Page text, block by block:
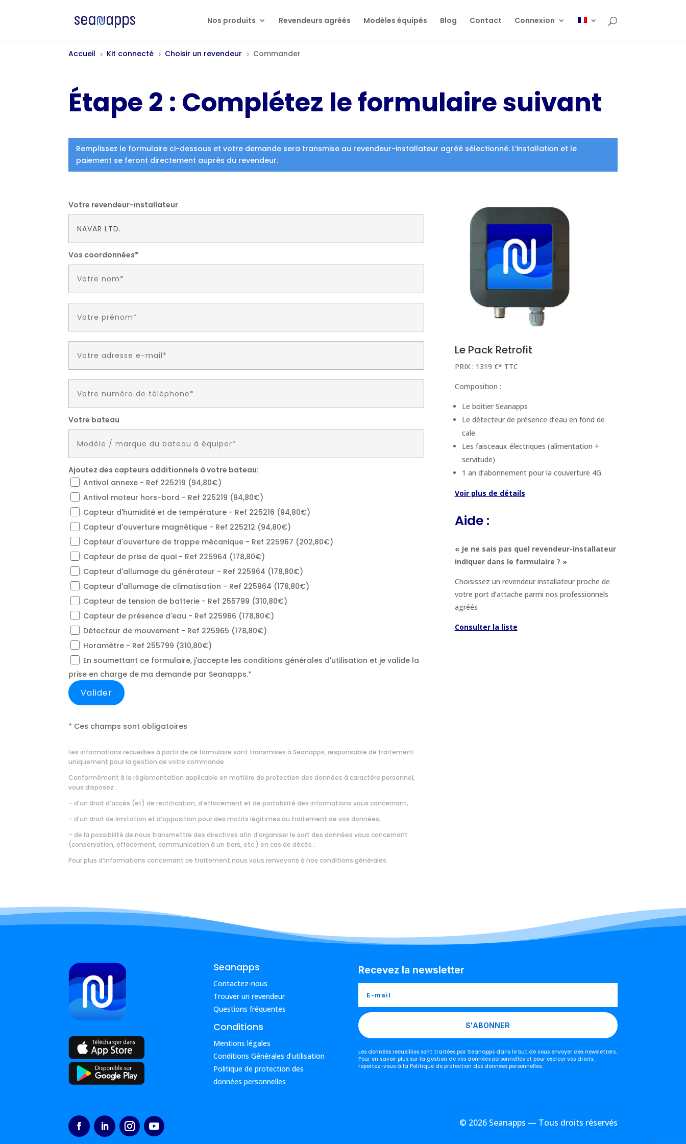
Nos produits Revendeurs agréés Modèles équipés Blog Contact Connexion
Accueil 5 Kit connecté 5 Choisir un revendeur 5 Commander
Étape 2 : Complétez le formulaire suivant
Remplissez le formulaire ci-dessous et votre demande sera transmise au revendeur-installateur agréé sélectionné. L’installation et le
paiement se feront directement auprès du revendeur.
Votre revendeur-installateur
Vos coordonnées*
Votre bateau
Ajoutez des capteurs additionnels à votre bateau:
Antivol annexe - Ref 225219 (94,80€)
Antivol moteur hors-bord - Ref 225219 (94,80€)
Capteur d'humidité et de température - Ref 225216 (94,80€)
Capteur d'ouverture magnétique - Ref 225212 (94,80€)
Capteur d'ouverture de trappe mécanique - Ref 225967 (202,80€)
Capteur de prise de quai - Ref 225964 (178,80€)
Capteur d'allumage du générateur - Ref 225964 (178,80€)
Capteur d'allumage de climatisation - Ref 225964 (178,80€)
Capteur de tension de batterie - Ref 255799 (310,80€)
Capteur de présence d'eau - Ref 225966 (178,80€)
Détecteur de mouvement - Ref 225965 (178,80€)
Horamètre - Ref 255799 (310,80€)
En soumettant ce formulaire, j'accepte les conditions générales d'utilisation et je valide la
prise en charge de ma demande par Seanapps.*
* Ces champs sont obligatoires
Les informations recueillies à partir de ce formulaire sont transmises à Seanapps, responsable de traitement
uniquement pour la gestion de votre commande.
Conformément à la réglementation applicable en matière de protection des données à caractère personnel,
vous disposez :
– d’un droit d’accès (et) de rectification, d’effacement et de portabilité des informations vous concernant;
– d’un droit de limitation et d’opposition pour des motifs légitimes au traitement de vos données;
– de la possibilité de nous transmettre des directives afin d’organiser le sort des données vous concernant
(conservation, effacement, communication à un tiers, etc.) en cas de décès ;
Pour plus d’informations concernant ce traitement nous vous renvoyons à nos conditions générales.
Le Pack Retrofit
PRIX : 1319 €* TTC
Composition :
Le boitier Seanapps
Le détecteur de présence d’eau en fond de
cale
Les faisceaux électriques (alimentation +
servitude)
1 an d’abonnement pour la couverture 4G
Voir plus de détails
Aide :
« Je ne sais pas quel revendeur-installateur
indiquer dans le formulaire ? »
Choisissez un revendeur installateur proche de
votre port d’attache parmi nos professionnels
agréés
Consulter la liste
Seanapps
Contactez-nous
Trouver un revendeur
Questions fréquentes
Conditions
Mentions légales
Conditions Générales d’utilisation
Politique de protection des
données personnelles
Recevez la newsletter
S'ABONNER
Les données recueillies sont traitées par Seanapps dans le but de vous envoyer des newsletters.
Pour en savoir plus sur la gestion de vos données personnelles et pour exercer vos droits,
reportez-vous à la Politique de protection des données personnelles.
© 2026 Seanapps — Tous droits réservés